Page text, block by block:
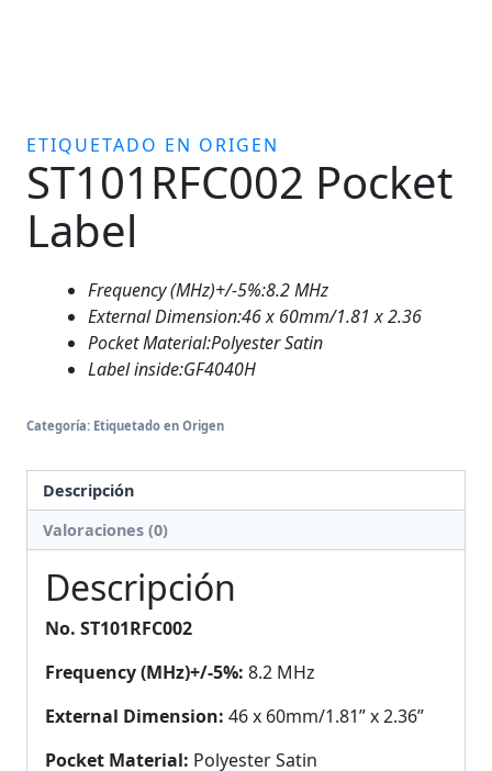
ETIQUETADO EN ORIGEN
ST101RFC002 Pocket
Label
Frequency (MHz)+/-5%:8.2 MHz
External Dimension:46 x 60mm/1.81 x 2.36
Pocket Material:Polyester Satin
Label inside:GF4040H
Categoría: Etiquetado en Origen
Descripción
Valoraciones (0)
Descripción
No. ST101RFC002
Frequency (MHz)+/-5%: 8.2 MHz
External Dimension: 46 x 60mm/1.81” x 2.36”
Pocket Material: Polyester Satin